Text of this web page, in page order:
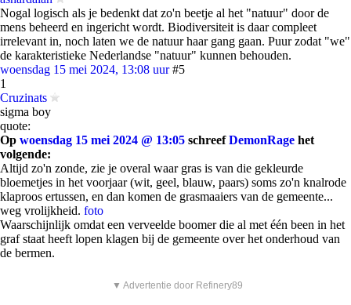
Nogal logisch als je bedenkt dat zo'n beetje al het "natuur" door de
mens beheerd en ingericht wordt. Biodiversiteit is daar compleet
irrelevant in, noch laten we de natuur haar gang gaan. Puur zodat "we"
de karakteristieke Nederlandse "natuur" kunnen behouden.
woensdag 15 mei 2024, 13:08 uur #5
1
Cruzinats
sigma boy
quote:
Op woensdag 15 mei 2024 @ 13:05 schreefDemonRage het
volgende:
Altijd zo'n zonde, zie je overal waar gras is van die gekleurde
bloemetjes in het voorjaar (wit, geel, blauw, paars) soms zo'n knalrode
klaproos ertussen, en dan komen de grasmaaiers van de gemeente...
weg vrolijkheid. foto
Waarschijnlijk omdat een verveelde boomer die al met één been in het
graf staat heeft lopen klagen bij de gemeente over het onderhoud van
de bermen.
▼ Advertentie door Refinery89